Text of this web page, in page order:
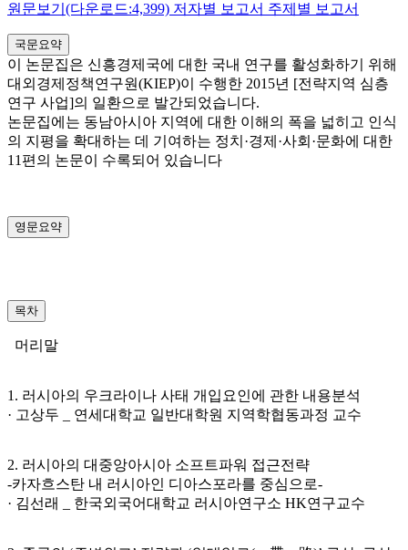
원문보기(다운로드:4,399) 저자별 보고서 주제별 보고서
국문요약
이 논문집은 신흥경제국에 대한 국내 연구를 활성화하기 위해
대외경제정책연구원(KIEP)이 수행한 2015년 [전략지역 심층
연구 사업]의 일환으로 발간되었습니다.
논문집에는 동남아시아 지역에 대한 이해의 폭을 넓히고 인식
의 지평을 확대하는 데 기여하는 정치·경제·사회·문화에 대한
11편의 논문이 수록되어 있습니다
영문요약
목차
머리말
1. 러시아의 우크라이나 사태 개입요인에 관한 내용분석
· 고상두 _ 연세대학교 일반대학원 지역학협동과정 교수
2. 러시아의 대중앙아시아 소프트파워 접근전략
-카자흐스탄 내 러시아인 디아스포라를 중심으로-
· 김선래 _ 한국외국어대학교 러시아연구소 HK연구교수